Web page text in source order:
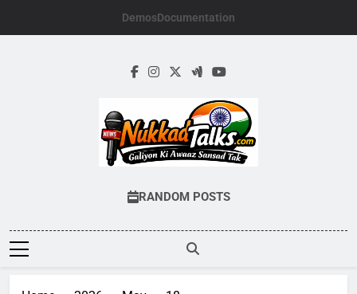
DemosDocumentation
Galiyon Ki Awaaz Sansad Tak
RANDOM POSTS